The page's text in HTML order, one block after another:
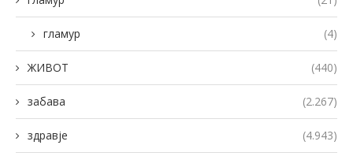
гламур (4)
ЖИВОТ (440)
забава (2.267)
здравје (4.943)